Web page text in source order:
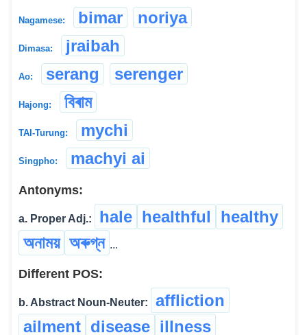
Nagamese: bimar noriya
Dimasa: jraibah
Ao: serang serenger
Hajong: বিৰাম
TAI-Turung: mychi
Singpho: machyi ai
Antonyms:
a. Proper Adj.: hale healthful
healthy
অনাময় অৰুগ্ন ...
Different POS:
b. Abstract Noun-Neuter:
affliction
ailment disease illness